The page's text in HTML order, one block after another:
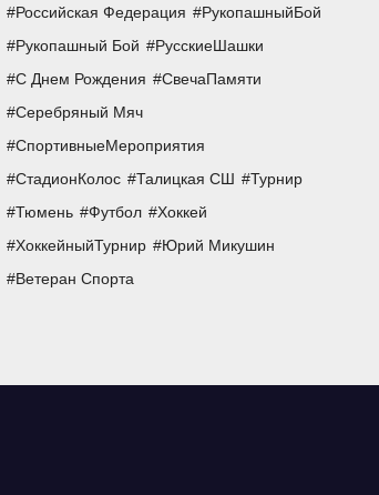
Российская Федерация
РукопашныйБой
Рукопашный Бой
РусскиеШашки
С Днем Рождения
СвечаПамяти
Серебряный Мяч
СпортивныеМероприятия
СтадионКолос
Талицкая СШ
Турнир
Тюмень
Футбол
Хоккей
ХоккейныйТурнир
Юрий Микушин
Ветеран Спорта